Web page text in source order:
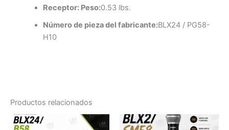
Receptor: Peso:0.53 lbs.
Número de pieza del fabricante:BLX24 / PG58-
H10
Productos relacionados